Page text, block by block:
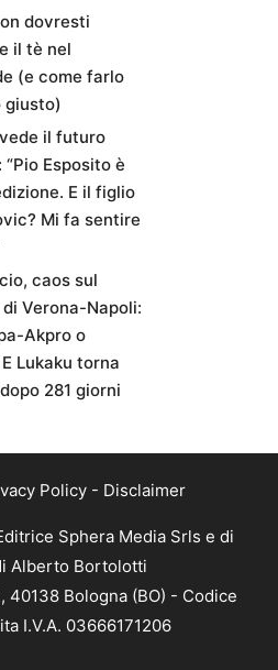
dovresti
il tè nel
(e come farlo
giusto)
il futuro
“Pio Esposito è
E il figlio
Mi fa sentire
caos sul
Verona-Napoli:
Akpro o
Lukaku torna
281 giorni
Policy- Disclaimer
Sphera Media Srls e di
Alberto Bortolotti
40138 Bologna (BO) - Codice
I.V.A. 03666171206